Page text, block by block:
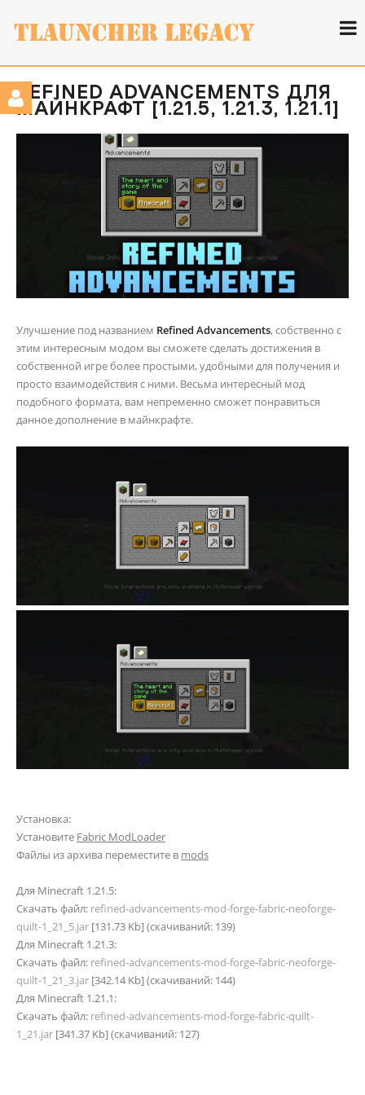
REFINED ADVANCEMENTS ДЛЯ
МАЙНКРАФТ [1.21.5, 1.21.3, 1.21.1]
Улучшение под названием Refined Advancements, собственно с
этим интересным модом вы сможете сделать достижения в
собственной игре более простыми, удобными для получения и
просто взаимодействия с ними. Весьма интересный мод
подобного формата, вам непременно сможет понравиться
данное дополнение в майнкрафте.
Установка:
Установите Fabric ModLoader
Файлы из архива переместите в mods
Для Minecraft 1.21.5:
Скачать файл: refined-advancements-mod-forge-fabric-neoforge-
quilt-1_21_5.jar [131.73 Kb] (cкачиваний: 139)
Для Minecraft 1.21.3:
Скачать файл: refined-advancements-mod-forge-fabric-neoforge-
quilt-1_21_3.jar [342.14 Kb] (cкачиваний: 144)
Для Minecraft 1.21.1:
Скачать файл: refined-advancements-mod-forge-fabric-quilt-
1_21.jar [341.37 Kb] (cкачиваний: 127)